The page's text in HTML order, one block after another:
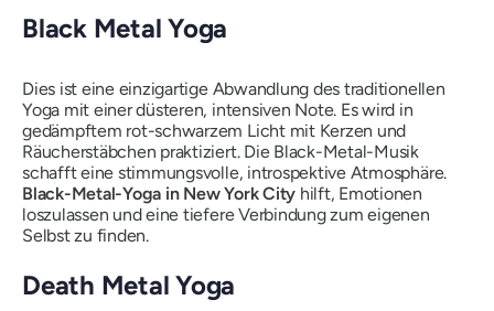
Black Metal Yoga
Dies ist eine einzigartige Abwandlung des traditionellen
Yoga mit einer düsteren, intensiven Note. Es wird in
gedämpftem rot-schwarzem Licht mit Kerzen und
Räucherstäbchen praktiziert. Die Black-Metal-Musik
schafft eine stimmungsvolle, introspektive Atmosphäre.
Black-Metal-Yoga in New York City hilft, Emotionen
loszulassen und eine tiefere Verbindung zum eigenen
Selbst zu finden.
Death Metal Yoga